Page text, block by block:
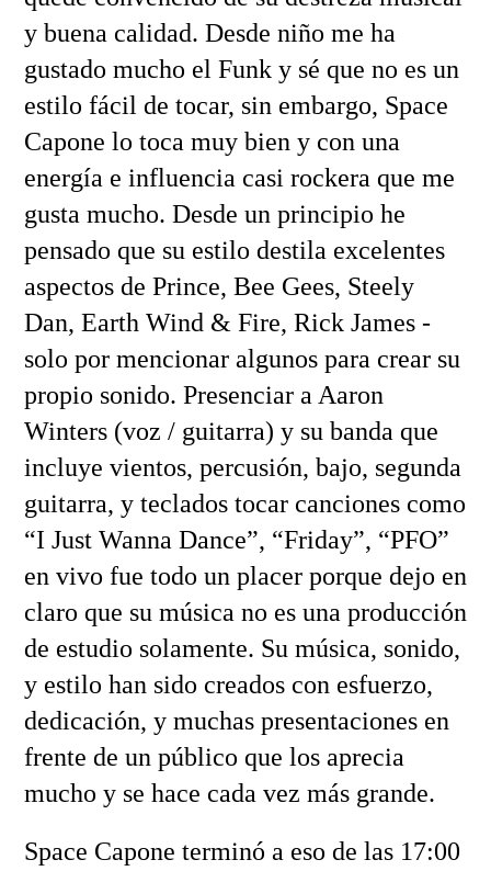
y buena calidad. Desde niño me ha
gustado mucho el Funk y sé que no es un
estilo fácil de tocar, sin embargo, Space
Capone lo toca muy bien y con una
energía e influencia casi rockera que me
gusta mucho. Desde un principio he
pensado que su estilo destila excelentes
aspectos de Prince, Bee Gees, Steely
Dan, Earth Wind & Fire, Rick James -
solo por mencionar algunos para crear su
propio sonido. Presenciar a Aaron
Winters (voz / guitarra) y su banda que
incluye vientos, percusión, bajo, segunda
guitarra, y teclados tocar canciones como
“I Just Wanna Dance”, “Friday”, “PFO”
en vivo fue todo un placer porque dejo en
claro que su música no es una producción
de estudio solamente. Su música, sonido,
y estilo han sido creados con esfuerzo,
dedicación, y muchas presentaciones en
frente de un público que los aprecia
mucho y se hace cada vez más grande.
Space Capone terminó a eso de las 17:00